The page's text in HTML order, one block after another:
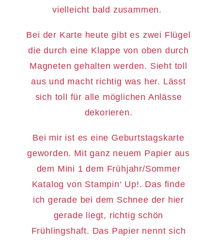
vielleicht bald zusammen.
Bei der Karte heute gibt es zwei Flügel
die durch eine Klappe von oben durch
Magneten gehalten werden. Sieht toll
aus und macht richtig was her. Lässt
sich toll für alle möglichen Anlässe
dekorieren.
Bei mir ist es eine Geburtstagskarte
geworden. Mit ganz neuem Papier aus
dem Mini 1 dem Frühjahr/Sommer
Katalog von Stampin‘ Up!. Das finde
ich gerade bei dem Schnee der hier
gerade liegt, richtig schön
Frühlingshaft. Das Papier nennt sich